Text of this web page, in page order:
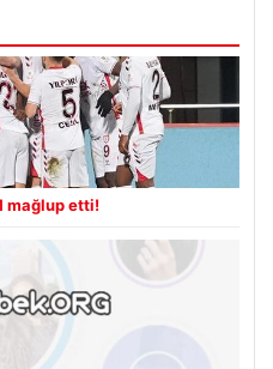
mağlup etti!